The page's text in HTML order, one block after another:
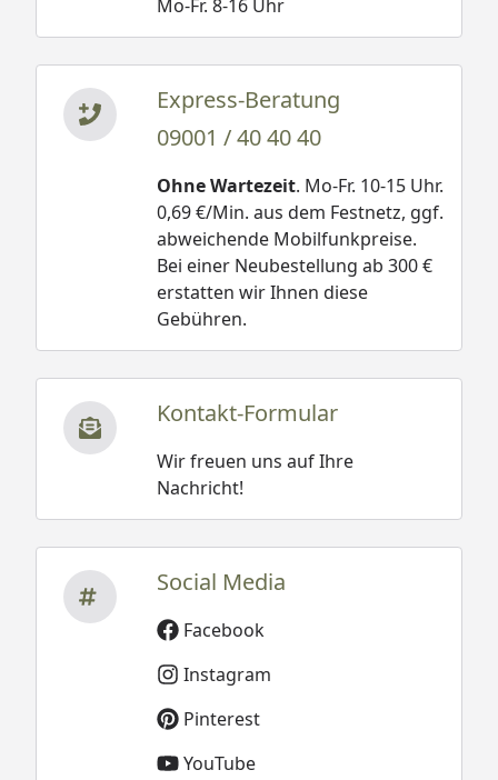
Mo-Fr. 8-16 Uhr
Express-Beratung
09001 / 40 40 40
Ohne Wartezeit. Mo-Fr. 10-15 Uhr.
0,69 €/Min. aus dem Festnetz, ggf.
abweichende Mobilfunkpreise.
Bei einer Neubestellung ab 300 €
erstatten wir Ihnen diese
Gebühren.
Kontakt-Formular
Wir freuen uns auf Ihre
Nachricht!
Social Media
Facebook
Instagram
Pinterest
YouTube